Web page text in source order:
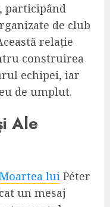
participând
de club
relație
construirea
echipei, iar
de umplut.
Ale
Moartea lui Péter
un mesaj